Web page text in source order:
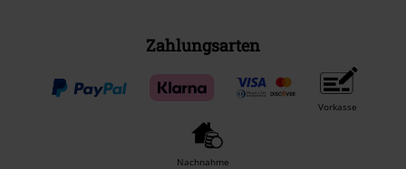
Zahlungsarten
Vorkasse
Nachnahme